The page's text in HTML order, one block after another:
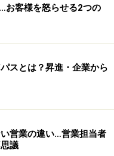
を忘れてしまうことが
いません」は、すぐに
と思えないなら、口
だけ不愉快な思いをさ
いた商品が届かなく
」それができれば、
お客様を怒らせる2つの
スとは？昇進・企業から
営業の違い…営業担当者
議